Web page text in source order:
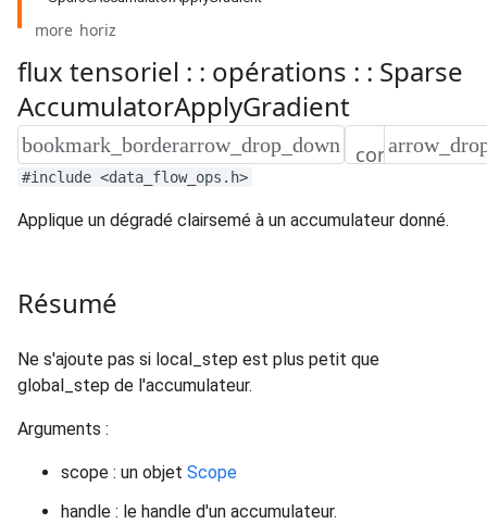
flux tensoriel : : opérations : : Sparse
AccumulatorApplyGradient
#include <data_flow_ops.h>
Applique un dégradé clairsemé à un accumulateur donné.
Résumé
Ne s'ajoute pas si local_step est plus petit que
global_step de l'accumulateur.
Arguments :
scope : un objet Scope
handle : le handle d'un accumulateur.